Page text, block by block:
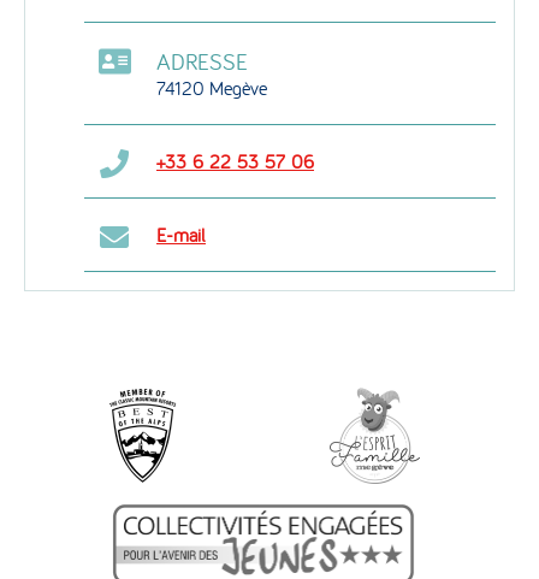
ADRESSE
74120 Megève
+33 6 22 53 57 06
E-mail